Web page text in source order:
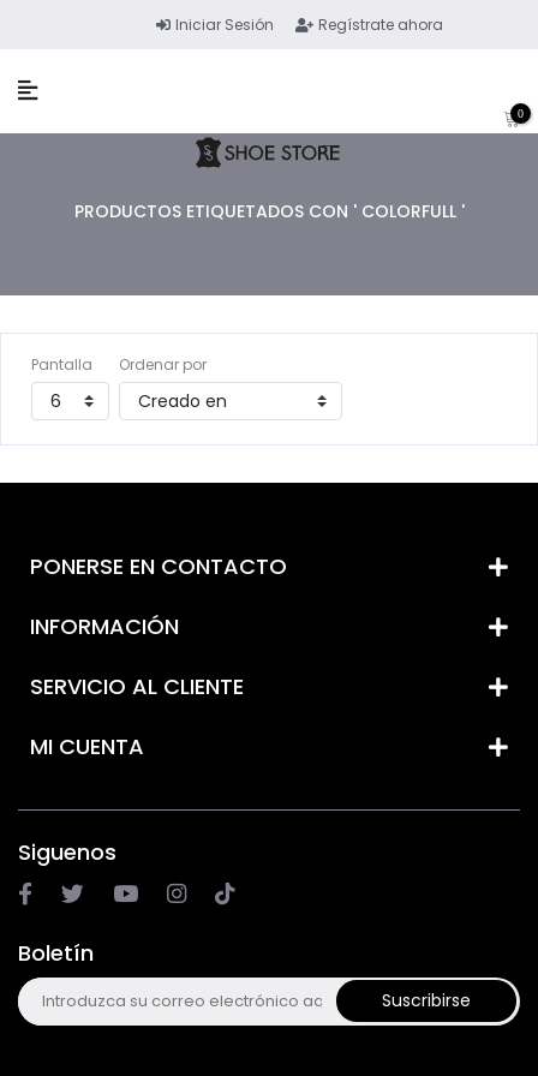
Iniciar Sesión Regístrate ahora
0
PRODUCTOS ETIQUETADOS CON ' COLORFULL '
Pantalla Ordenar por
PONERSE EN CONTACTO
INFORMACIÓN
SERVICIO AL CLIENTE
MI CUENTA
Siguenos
Boletín
Suscribirse